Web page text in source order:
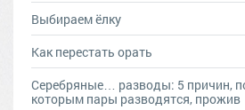
Выбираем ёлку
Как перестать орать
Серебряные… разводы: 5 причин,
которым пары разводятся, прожив